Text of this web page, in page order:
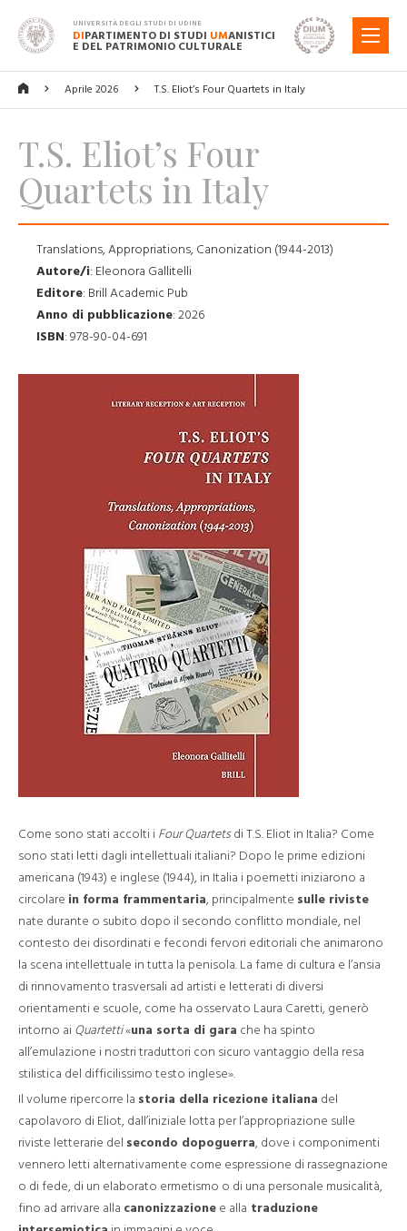
UNIVERSITÀ DEGLI STUDI DI UDINE
DIPARTIMENTO DI STUDI UMANISTICI
E DEL PATRIMONIO CULTURALE
MENU
Aprile 2026 T.S. Eliot’s Four Quartets in Italy
T.S. Eliot’s Four
Quartets in Italy
Translations, Appropriations, Canonization (1944-2013)
Autore/i: Eleonora Gallitelli
Editore: Brill Academic Pub
Anno di pubblicazione: 2026
ISBN: 978-90-04-691
Come sono stati accolti i Four Quartetsdi T.S. Eliot in Italia? Come
sono stati letti dagli intellettuali italiani? Dopo le prime edizioni
americana (1943) e inglese (1944), in Italia i poemetti iniziarono a
circolare in forma frammentaria, principalmente sulle riviste
nate durante o subito dopo il secondo conflitto mondiale, nel
contesto dei disordinati e fecondi fervori editoriali che animarono
la scena intellettuale in tutta la penisola. La fame di cultura e l’ansia
di rinnovamento trasversali ad artisti e letterati di diversi
orientamenti e scuole, come ha osservato Laura Caretti, generò
intorno ai Quartetti«una sorta di gara che ha spinto
all’emulazione i nostri traduttori con sicuro vantaggio della resa
stilistica del difficilissimo testo inglese».
Il volume ripercorre la storia della ricezione italiana del
capolavoro di Eliot, dall’iniziale lotta per l’appropriazione sulle
riviste letterarie del secondo dopoguerra, dove i componimenti
vennero letti alternativamente come espressione di rassegnazione
o di fede, di un elaborato ermetismo o di una personale musicalità,
fino ad arrivare alla canonizzazione e alla traduzione